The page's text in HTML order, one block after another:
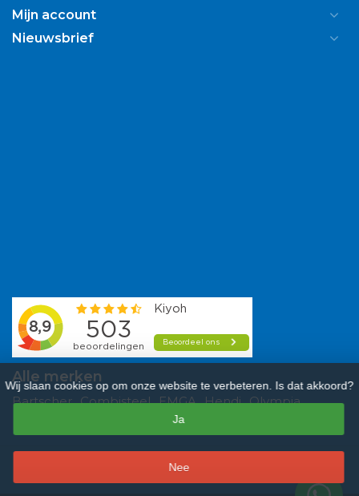
Mijn account
Nieuwsbrief
Alle merken
Bartscher Combisteel EMGA Hendi Olympia
Vogue
beoordelingen.
Wij slaan cookies op om onze website te verbeteren. Is dat akkoord?
Ja
Nee